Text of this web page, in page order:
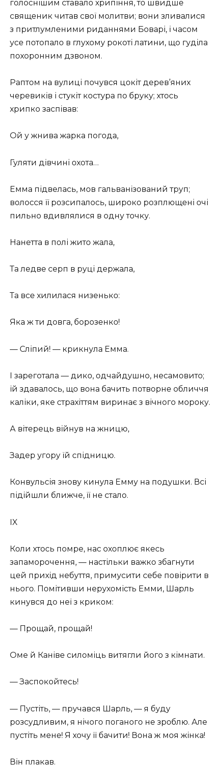
голоснішим ставало хрипіння, то швидше
священик читав свої молитви; вони зливалися
з притлумленими риданнями Боварі, і часом
усе потопало в глухому рокоті латини, що гуділа
похоронним дзвоном.
Раптом на вулиці почувся цокіт дерев’яних
черевиків і стукіт костура по бруку; хтось
хрипко заспівав:
Ой у жнива жарка погода,
Гуляти дівчині охота…
Емма підвелась, мов гальванізований труп;
волосся її розсипалось, широко розплющені очі
пильно вдивлялися в одну точку.
Нанетта в полі жито жала,
Та ледве серп в руці держала,
Та все хилилася низенько:
Яка ж ти довга, борозенко!
— Сліпий! — крикнула Емма.
І зареготала — дико, одчайдушно, несамовито;
їй здавалось, що вона бачить потворне обличчя
каліки, яке страхіттям виринає з вічного мороку.
А вітерець війнув на жницю,
Задер угору їй спідницю.
Конвульсія знову кинула Емму на подушки. Всі
підійшли ближче, її не стало.
IX
Коли хтось помре, нас охоплює якесь
запаморочення, — настільки важко збагнути
цей прихід небуття, примусити себе повірити в
нього. Помітивши нерухомість Емми, Шарль
кинувся до неї з криком:
— Прощай, прощай!
Оме й Каніве силоміць витягли його з кімнати.
— Заспокойтесь!
— Пустіть, — пручався Шарль, — я буду
розсудливим, я нічого поганого не зроблю. Але
пустіть мене! Я хочу її бачити! Вона ж моя жінка!
Він плакав.